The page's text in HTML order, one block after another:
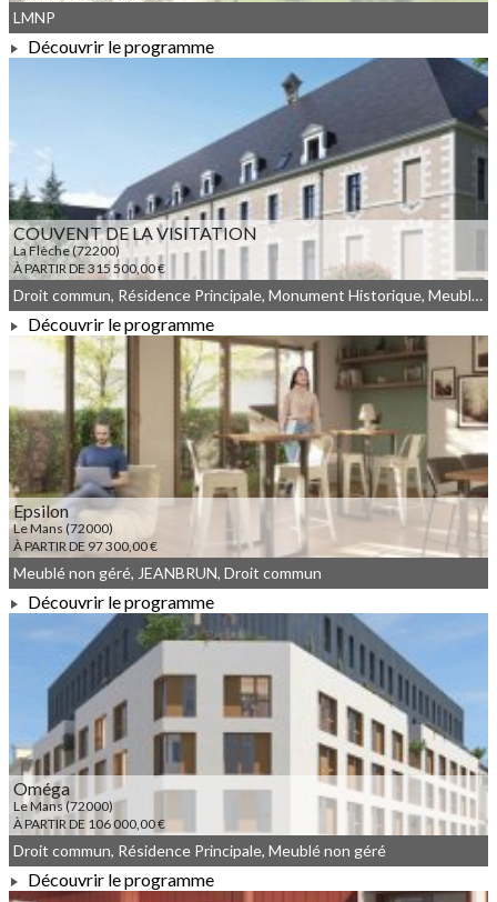
LMNP
Découvrir le programme
COUVENT DE LA VISITATION
La Flèche (72200)
À PARTIR DE 315 500,00 €
À PARTIR DE 315 500,00 €
Droit commun, Résidence Principale, Monument Historique, Meublé non géré
Découvrir le programme
Epsilon
Le Mans (72000)
À PARTIR DE 97 300,00 €
À PARTIR DE 97 300,00 €
Meublé non géré, JEANBRUN, Droit commun
Découvrir le programme
Oméga
Le Mans (72000)
À PARTIR DE 106 000,00 €
Droit commun, Résidence Principale, Meublé non géré
Découvrir le programme